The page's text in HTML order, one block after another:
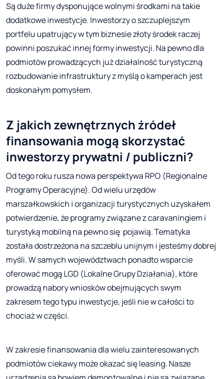
Są duże firmy dysponujące wolnymi środkami na takie
dodatkowe inwestycje. Inwestorzy o szczuplejszym
portfelu upatrujący w tym biznesie złoty środek raczej
powinni poszukać innej formy inwestycji. Na pewno dla
podmiotów prowadzących już działalność turystyczną
rozbudowanie infrastruktury z myślą o kamperach jest
doskonałym pomysłem.
Z jakich zewnętrznych źródeł
finansowania mogą skorzystać
inwestorzy prywatni / publiczni?
Od tego roku rusza nowa perspektywa RPO (Regionalne
Programy Operacyjne). Od wielu urzędów
marszałkowskich i organizacji turystycznych uzyskałem
potwierdzenie, że programy związane z caravaningiem i
turystyką mobilną na pewno się pojawią. Tematyka
została dostrzeżona na szczeblu unijnym i jesteśmy dobrej
myśli. W samych województwach ponadto wsparcie
oferować mogą LGD (Lokalne Grupy Działania), które
prowadzą nabory wniosków obejmujących swym
zakresem tego typu inwestycje, jeśli nie w całości to
chociaż w części.
W zakresie finansowania dla wielu zainteresowanych
podmiotów ciekawy może okazać się leasing. Nasze